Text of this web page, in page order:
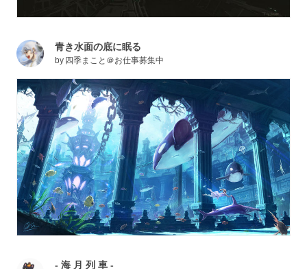
青き水面の底に眠る
by 四季まこと＠お仕事募集中
- 海 月 列 車 -